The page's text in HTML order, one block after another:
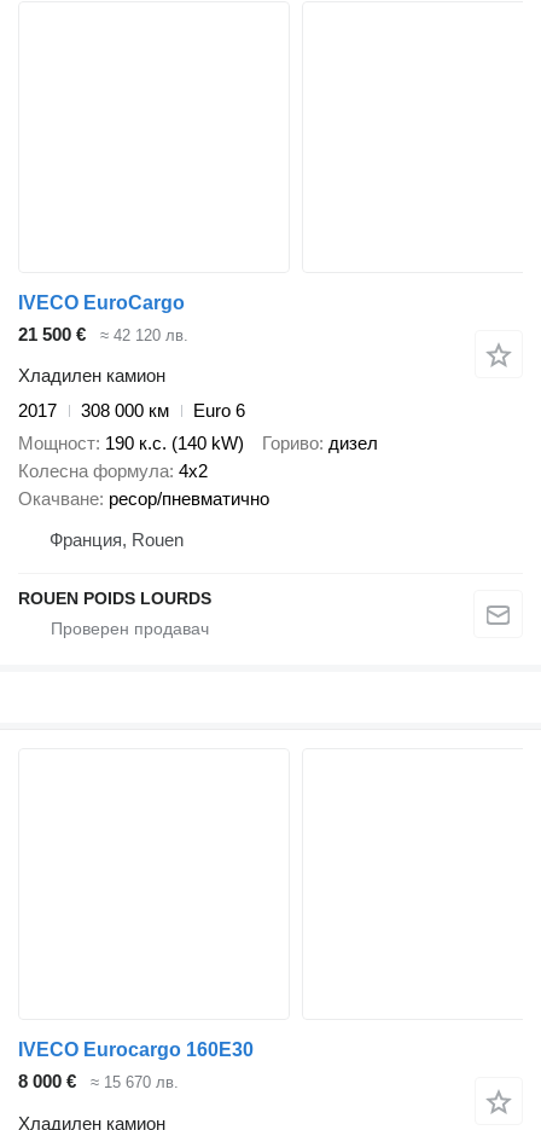
IVECO EuroCargo
21 500 €
≈ 42 120 лв.
Хладилен камион
2017
308 000 км
Euro 6
Мощност 190 к.с. (140 kW) Гориво дизел
Колесна формула 4x2
Окачване ресор/пневматично
Франция, Rouen
ROUEN POIDS LOURDS
IVECO Eurocargo 160E30
8 000 €
≈ 15 670 лв.
Хладилен камион